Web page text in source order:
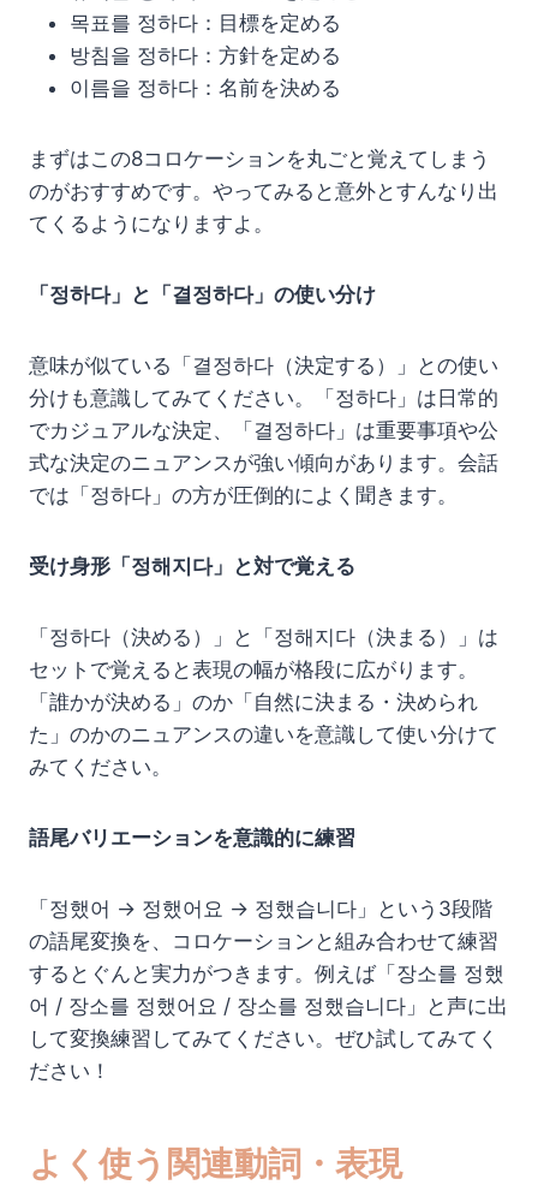
목표를 정하다：目標を定める
방침을 정하다：方針を定める
이름을 정하다：名前を決める
まずはこの8コロケーションを丸ごと覚えてしまう
のがおすすめです。やってみると意外とすんなり出
てくるようになりますよ。
「정하다」と「결정하다」の使い分け
意味が似ている「결정하다（決定する）」との使い
分けも意識してみてください。「정하다」は日常的
でカジュアルな決定、「결정하다」は重要事項や公
式な決定のニュアンスが強い傾向があります。会話
では「정하다」の方が圧倒的によく聞きます。
受け身形「정해지다」と対で覚える
「정하다（決める）」と「정해지다（決まる）」は
セットで覚えると表現の幅が格段に広がります。
「誰かが決める」のか「自然に決まる・決められ
た」のかのニュアンスの違いを意識して使い分けて
みてください。
語尾バリエーションを意識的に練習
「정했어 → 정했어요 → 정했습니다」という3段階
の語尾変換を、コロケーションと組み合わせて練習
するとぐんと実力がつきます。例えば「장소를 정했
어 / 장소를 정했어요 / 장소를 정했습니다」と声に出
して変換練習してみてください。ぜひ試してみてく
ださい！
よく使う関連動詞・表現